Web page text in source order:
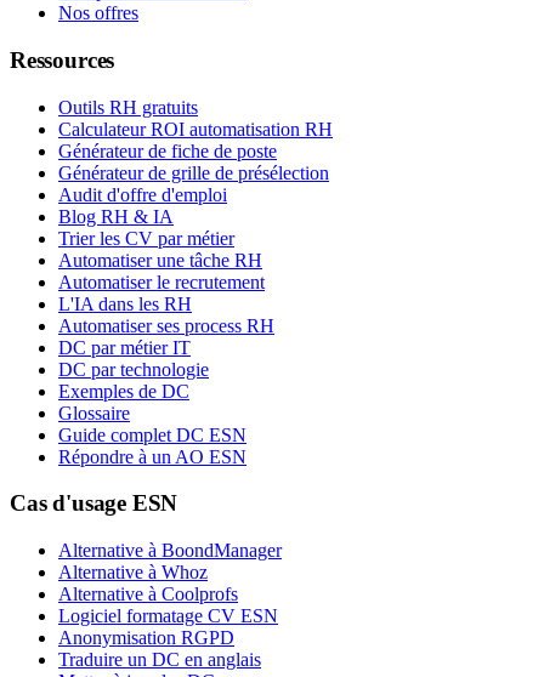
Nos offres
Ressources
Outils RH gratuits
Calculateur ROI automatisation RH
Générateur de fiche de poste
Générateur de grille de présélection
Audit d'offre d'emploi
Blog RH & IA
Trier les CV par métier
Automatiser une tâche RH
Automatiser le recrutement
L'IA dans les RH
Automatiser ses process RH
DC par métier IT
DC par technologie
Exemples de DC
Glossaire
Guide complet DC ESN
Répondre à un AO ESN
Cas d'usage ESN
Alternative à BoondManager
Alternative à Whoz
Alternative à Coolprofs
Logiciel formatage CV ESN
Anonymisation RGPD
Traduire un DC en anglais